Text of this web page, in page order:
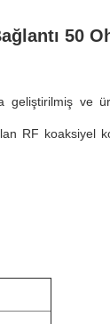
50
geliştirilmiş ve
RF koaksiyel